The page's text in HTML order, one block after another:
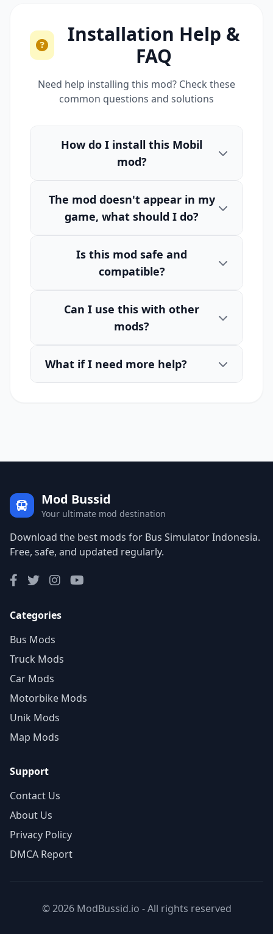
Installation Help &
FAQ
Need help installing this mod? Check these
common questions and solutions
How do I install this Mobil
mod?
The mod doesn't appear in my
game, what should I do?
Is this mod safe and
compatible?
Can I use this with other
mods?
What if I need more help?
Mod Bussid
Your ultimate mod destination
Download the best mods for Bus Simulator Indonesia.
Free, safe, and updated regularly.
Categories
Bus Mods
Truck Mods
Car Mods
Motorbike Mods
Unik Mods
Map Mods
Support
Contact Us
About Us
Privacy Policy
DMCA Report
© 2026 ModBussid.io - All rights reserved